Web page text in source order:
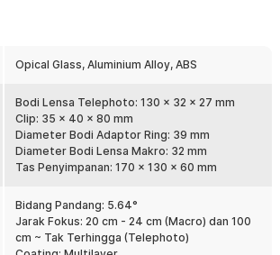
telephoto ideal untuk menangkap
mampu menampilkan tekstur kecil seperti
objek mikro dengan ketajaman luar biasa.
grup dan 12 elemen lensa presisi, serta 1
Dispersion), lensa tele mampu meminimalkan
kejernihan warna di setiap bidikan. Teknologi
dengan lapisan multi-layer dan Silver Reflective
menghasilkan warna alami dan kontras tinggi.
Lama
aluminium alloy berkualitas tinggi dengan
Opical Glass, Aluminium Alloy, ABS
Bodi Lensa Telephoto: 130 x 32 x 27 mm
Clip: 35 x 40 x 80 mm
Diameter Bodi Adaptor Ring: 39 mm
Diameter Bodi Lensa Makro: 32 mm
Tas Penyimpanan: 170 x 130 x 60 mm
Bidang Pandang: 5.64°
Jarak Fokus: 20 cm - 24 cm (Macro) dan 100
cm ~ Tak Terhingga (Telephoto)